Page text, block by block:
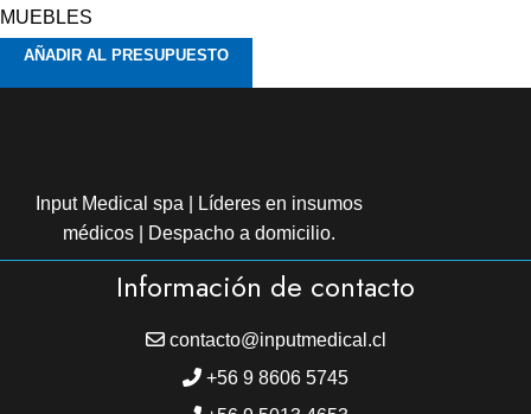
MUEBLES
AÑADIR AL PRESUPUESTO
Input Medical spa | Líderes en insumos
médicos | Despacho a domicilio.
Información de contacto
contacto@inputmedical.cl
+56 9 8606 5745